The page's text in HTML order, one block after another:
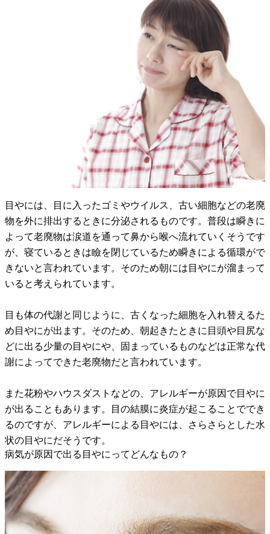
目やには、目に入ったゴミやウイルス、古い細胞などの老廃
物を外に排出するときに分泌されるものです。普段は瞬きに
よって老廃物は涙道を通って鼻から喉へ流れていくそうです
が、寝ているときは瞼を閉じているため瞬きによる循環がで
きないと言われています。そのため朝には目やにが溜まって
いると考えられています。
目も体の代謝と同じように、古くなった細胞を入れ替えるた
め目やにが出ます。そのため、朝起きたときに目頭や目尻な
どに出る少量の目やにや、固まっているものなどは正常な代
謝によってできた老廃物だと言われています。
また花粉やハウスダストなどの、アレルギーが原因で目やに
が出ることもあります。目の結膜に炎症が起こることででき
るのですが、アレルギーによる目やには、さらさらとした水
状の目やにだそうです。
病気が原因で出る目やにってどんなもの？